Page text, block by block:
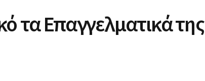
τα Επαγγελματικά της